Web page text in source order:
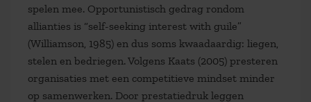
spelen mee. Opportunistisch gedrag rondom
allianties is “self-seeking interest with guile”
(Williamson, 1985) en dus soms kwaadaardig: liegen,
stelen en bedriegen. Volgens Kaats (2005) presteren
organisaties met een competitieve mindset minder
op samenwerken. Door prestatiedruk leggen